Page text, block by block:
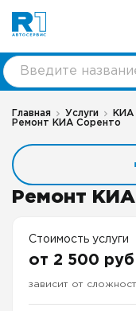
Главная Услуги КИА
Ремонт КИА Соренто
Ремонт
Стоимость услуги
от 2 500 руб
зависит от